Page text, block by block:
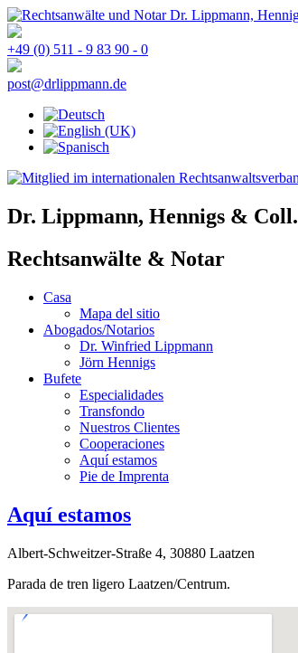
+49 (0) 511 - 9 83 90 - 0
post@drlippmann.de
Dr. Lippmann, Hennigs & Coll.
Rechtsanwälte & Notar
Casa
Mapa del sitio
Abogados/Notarios
Dr. Winfried Lippmann
Jörn Hennigs
Bufete
Especialidades
Transfondo
Nuestros Clientes
Cooperaciones
Aquí estamos
Pie de Imprenta
Aquí estamos
Albert-Schweitzer-Straße 4, 30880 Laatzen
Parada de tren ligero Laatzen/Centrum.